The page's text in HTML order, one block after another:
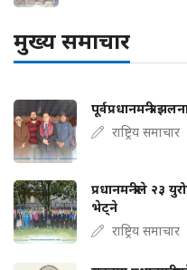
मुख्य समाचार
पूर्वप्रधानमन्त्री
राष्ट्रिय समाचार
प्रधानमन्त्रीले २३
भेट्ने
राष्ट्रिय समाचार